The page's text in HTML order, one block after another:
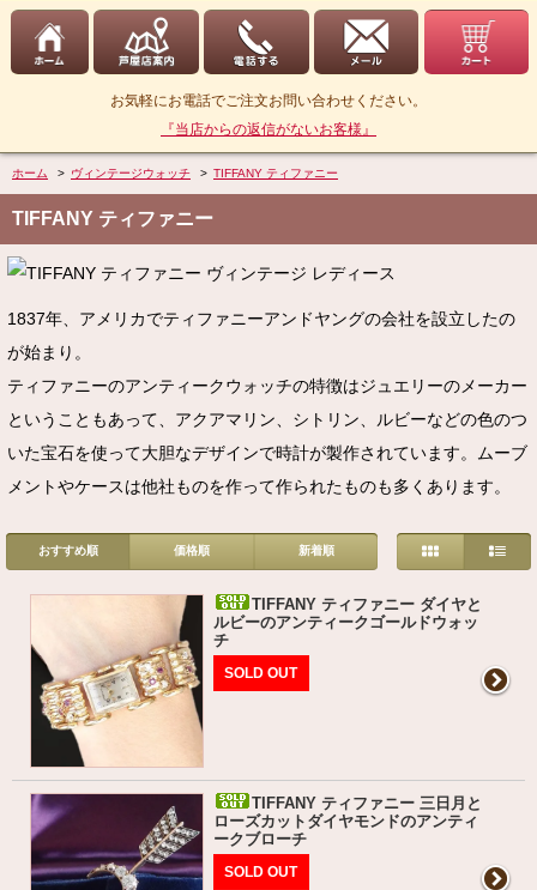
お気軽にお電話でご注文お問い合わせください。
『当店からの返信がないお客様』
ホーム > ヴィンテージウォッチ > TIFFANY ティファニー
TIFFANY ティファニー
1837年、アメリカでティファニーアンドヤングの会社を設立したの
が始まり。
ティファニーのアンティークウォッチの特徴はジュエリーのメーカー
ということもあって、アクアマリン、シトリン、ルビーなどの色のつ
いた宝石を使って大胆なデザインで時計が製作されています。ムーブ
メントやケースは他社ものを作って作られたものも多くあります。
おすすめ順 価格順 新着順
TIFFANY ティファニー ダイヤと
ルビーのアンティークゴールドウォッ
チ
SOLD OUT
TIFFANY ティファニー 三日月と
ローズカットダイヤモンドのアンティ
ークブローチ
SOLD OUT